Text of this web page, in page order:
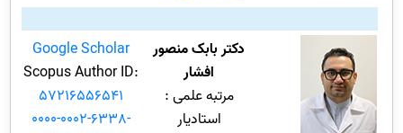
دکتر بابک منصور
افشار
مرتبه علمی :
استادیار
Google Scholar
Scopus Author ID:
57216556541
0000-0002-6338-